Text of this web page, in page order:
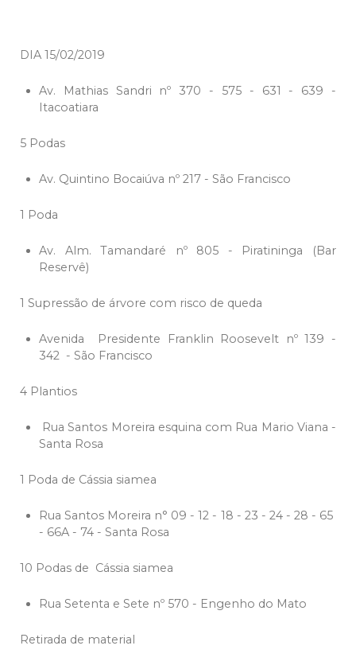
DIA 15/02/2019
Av. Mathias Sandri nº 370 - 575 - 631 - 639 -
Itacoatiara
5 Podas
Av. Quintino Bocaiúva nº 217 - São Francisco
1 Poda
Av. Alm. Tamandaré nº 805 - Piratininga (Bar
Reservê)
1 Supressão de árvore com risco de queda
Avenida Presidente Franklin Roosevelt nº 139 -
342 - São Francisco
4 Plantios
Rua Santos Moreira esquina com Rua Mario Viana -
Santa Rosa
1 Poda de Cássia siamea
Rua Santos Moreira n° 09 - 12 - 18 - 23 - 24 - 28 - 65
- 66A - 74 - Santa Rosa
10 Podas de Cássia siamea
Rua Setenta e Sete nº 570 - Engenho do Mato
Retirada de material